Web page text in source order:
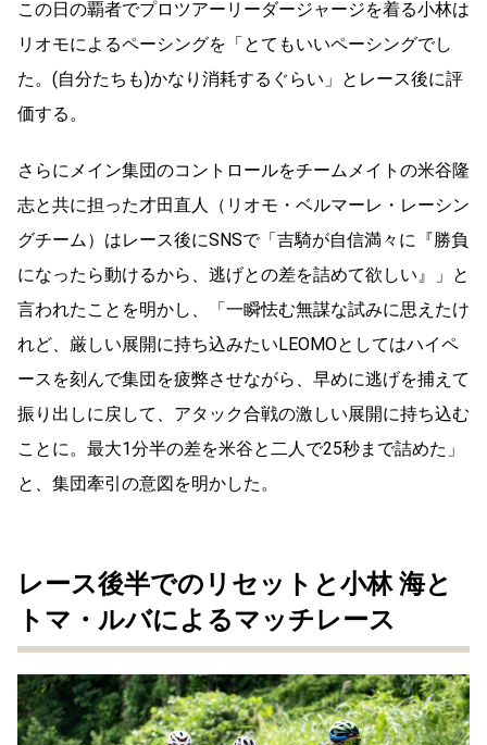
この日の覇者でプロツアーリーダージャージを着る小林は
リオモによるペーシングを「とてもいいペーシングでし
た。(自分たちも)かなり消耗するぐらい」とレース後に評
価する。
さらにメイン集団のコントロールをチームメイトの米谷隆
志と共に担った才田直人（リオモ・ベルマーレ・レーシン
グチーム）はレース後にSNSで「吉騎が自信満々に『勝負
になったら動けるから、逃げとの差を詰めて欲しい』」と
言われたことを明かし、「一瞬怯む無謀な試みに思えたけ
れど、厳しい展開に持ち込みたいLEOMOとしてはハイペ
ースを刻んで集団を疲弊させながら、早めに逃げを捕えて
振り出しに戻して、アタック合戦の激しい展開に持ち込む
ことに。最大1分半の差を米谷と二人で25秒まで詰めた」
と、集団牽引の意図を明かした。
レース後半でのリセットと小林 海と
トマ・ルバによるマッチレース